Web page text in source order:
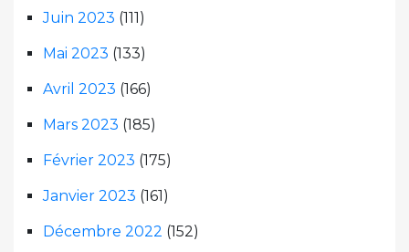
Juin 2023 (111)
Mai 2023 (133)
Avril 2023 (166)
Mars 2023 (185)
Février 2023 (175)
Janvier 2023 (161)
Décembre 2022 (152)